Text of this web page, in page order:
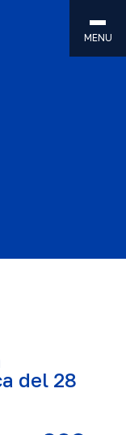
MENU
del 28